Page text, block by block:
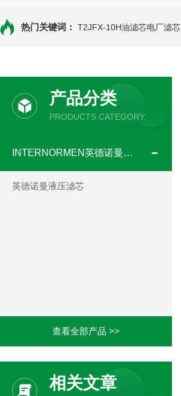
热门关键词： T2JFX-10H油滤芯电厂滤芯
产品分类
PRODUCTS CATEGORY
INTERNORMEN英德诺曼滤芯
英德诺曼液压滤芯
查看全部产品 >>
相关文章